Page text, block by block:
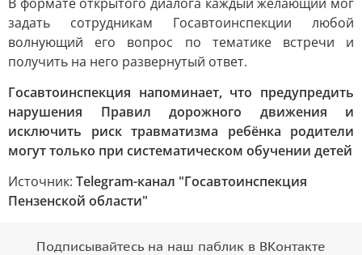
задать сотрудникам Госавтоинспекции любой
волнующий его вопрос по тематике встречи и
получить на него развернутый ответ.
Госавтоинспекция напоминает, что предупредить
нарушения Правил дорожного движения и
исключить риск травматизма ребёнка родители
могут только при систематическом обучении детей
Источник: Telegram-канал "Госавтоинспекция
Пензенской области"
Подписывайтесь на наш паблик в ВКонтакте